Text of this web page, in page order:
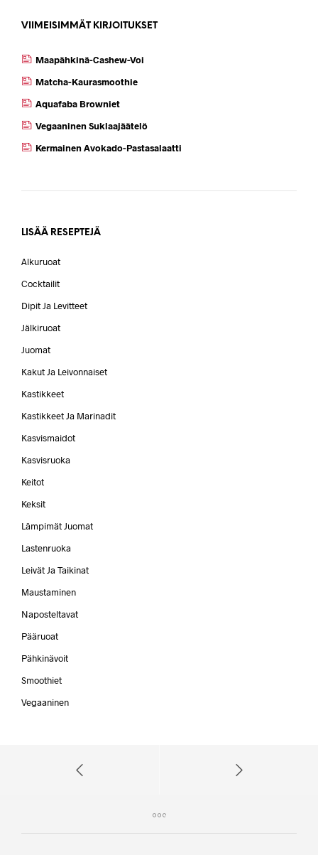
VIIMEISIMMÄT KIRJOITUKSET
Maapähkinä-Cashew-Voi
Matcha-Kaurasmoothie
Aquafaba Browniet
Vegaaninen Suklaajäätelö
Kermainen Avokado-Pastasalaatti
LISÄÄ RESEPTEJÄ
Alkuruoat
Cocktailit
Dipit Ja Levitteet
Jälkiruoat
Juomat
Kakut Ja Leivonnaiset
Kastikkeet
Kastikkeet Ja Marinadit
Kasvismaidot
Kasvisruoka
Keitot
Keksit
Lämpimät Juomat
Lastenruoka
Leivät Ja Taikinat
Maustaminen
Naposteltavat
Pääruoat
Pähkinävoit
Smoothiet
Vegaaninen